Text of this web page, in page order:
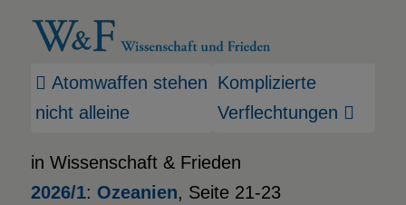
Atomwaffen stehen
nicht alleine
Komplizierte
Verflechtungen
in Wissenschaft & Frieden
2026/1: Ozeanien, Seite 21-23